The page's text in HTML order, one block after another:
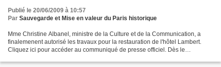
Publié le 20/06/2009 à 10:57
Par Sauvegarde et Mise en valeur du Paris historique
Mme Christine Albanel, ministre de la Culture et de la Communication, a
finalemenent autorisé les travaux pour la restauration de l'hôtel Lambert.
Cliquez ici pour accéder au communiqué de presse officiel. Dès le